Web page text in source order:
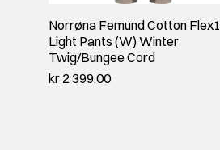
Norrøna Femund Cotton Flex1
Light Pants (W) Winter
Twig/Bungee Cord
kr 2 399,00